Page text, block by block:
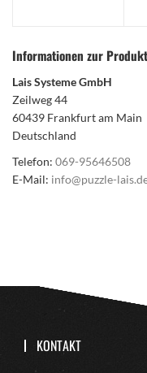
Informationen zur
Lais Systeme GmbH
Zeilweg 44
60439 Frankfurt am Main
Deutschland
Telefon: 069-95646508
E-Mail: info@puzzle-
KONTAKT